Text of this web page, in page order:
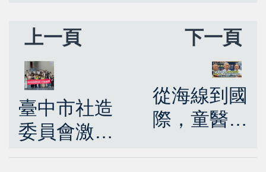
上一頁
臺中市社造
委員會激盪
新構想 黃國
下一頁
從海線到國
際，童醫達